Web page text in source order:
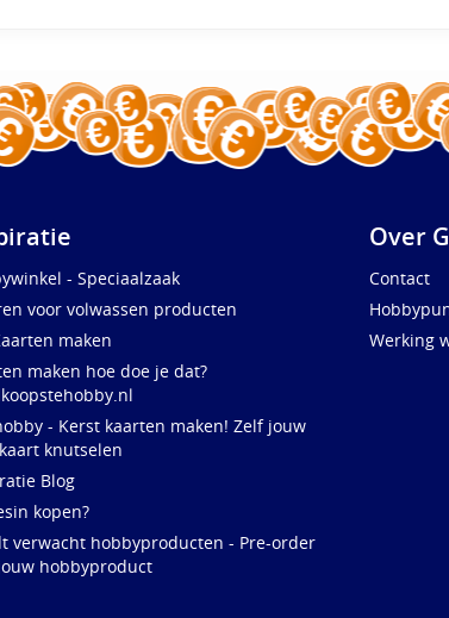
- Speciaalzaak
voor volwassen producten
maken
maken hoe doe je dat?
- Kerst kaarten maken! Zelf jouw
knutselen
Blog
kopen?
verwacht hobbyproducten - Pre-order
hobbyproduct
Over
Contact
Werking